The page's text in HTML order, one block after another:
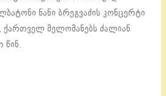
ნანი ბრეგვაძის კონცერტი
ქართველ მელომანებს ძალიან